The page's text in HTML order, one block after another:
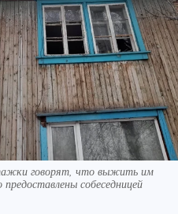
говорят, что выжить им
собеседницей